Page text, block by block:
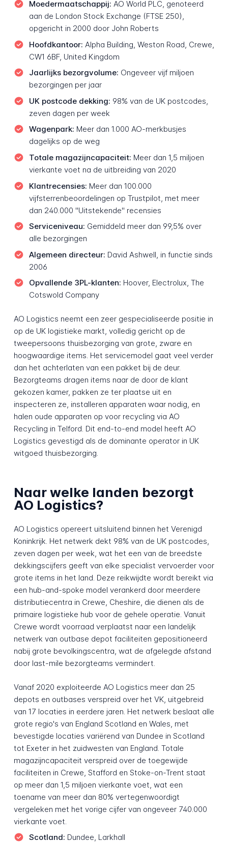
Moedermaatschappij: AO World PLC, genoteerd
aan de London Stock Exchange (FTSE 250),
opgericht in 2000 door John Roberts
Hoofdkantoor: Alpha Building, Weston Road, Crewe,
CW1 6BF, United Kingdom
Jaarlijks bezorgvolume: Ongeveer vijf miljoen
bezorgingen per jaar
UK postcode dekking: 98% van de UK postcodes,
zeven dagen per week
Wagenpark: Meer dan 1.000 AO-merkbusjes
dagelijks op de weg
Totale magazijncapaciteit: Meer dan 1,5 miljoen
vierkante voet na de uitbreiding van 2020
Klantrecensies: Meer dan 100.000
vijfsterrenbeoordelingen op Trustpilot, met meer
dan 240.000 "Uitstekende" recensies
Serviceniveau: Gemiddeld meer dan 99,5% over
alle bezorgingen
Algemeen directeur: David Ashwell, in functie sinds
2006
Opvallende 3PL-klanten: Hoover, Electrolux, The
Cotswold Company
AO Logistics neemt een zeer gespecialiseerde positie in
op de UK logistieke markt, volledig gericht op de
tweepersoons thuisbezorging van grote, zware en
hoogwaardige items. Het servicemodel gaat veel verder
dan het achterlaten van een pakket bij de deur.
Bezorgteams dragen items naar de door de klant
gekozen kamer, pakken ze ter plaatse uit en
inspecteren ze, installeren apparaten waar nodig, en
halen oude apparaten op voor recycling via AO
Recycling in Telford. Dit end-to-end model heeft AO
Logistics gevestigd als de dominante operator in UK
witgoed thuisbezorging.
Naar welke landen bezorgt
AO Logistics?
AO Logistics opereert uitsluitend binnen het Verenigd
Koninkrijk. Het netwerk dekt 98% van de UK postcodes,
zeven dagen per week, wat het een van de breedste
dekkingscijfers geeft van elke specialist vervoerder voor
grote items in het land. Deze reikwijdte wordt bereikt via
een hub-and-spoke model verankerd door meerdere
distributiecentra in Crewe, Cheshire, die dienen als de
primaire logistieke hub voor de gehele operatie. Vanuit
Crewe wordt voorraad verplaatst naar een landelijk
netwerk van outbase depot faciliteiten gepositioneerd
nabij grote bevolkingscentra, wat de afgelegde afstand
door last-mile bezorgteams vermindert.
Vanaf 2020 exploiteerde AO Logistics meer dan 25
depots en outbases verspreid over het VK, uitgebreid
van 17 locaties in eerdere jaren. Het netwerk beslaat alle
grote regio's van England Scotland en Wales, met
bevestigde locaties variërend van Dundee in Scotland
tot Exeter in het zuidwesten van England. Totale
magazijncapaciteit verspreid over de toegewijde
faciliteiten in Crewe, Stafford en Stoke-on-Trent staat
op meer dan 1,5 miljoen vierkante voet, wat een
toename van meer dan 80% vertegenwoordigt
vergeleken met het vorige cijfer van ongeveer 740.000
vierkante voet.
Scotland: Dundee, Larkhall